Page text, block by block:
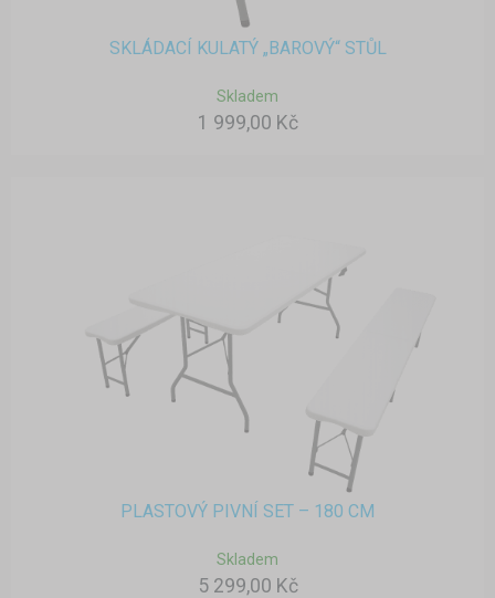
SKLÁDACÍ KULATÝ „BAROVÝ“ STŮL
Skladem
1 999,00 Kč
PLASTOVÝ PIVNÍ SET – 180 CM
Skladem
5 299,00 Kč